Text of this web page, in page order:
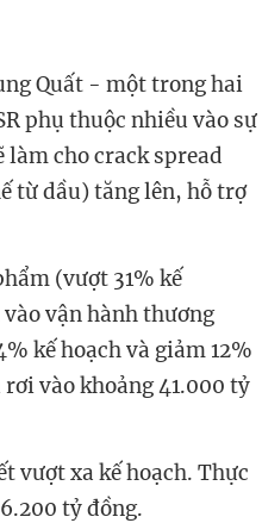
Quất - một trong hai
phụ thuộc nhiều vào sự
làm cho crack spread
từ dầu) tăng lên, hỗ trợ
(vượt 31% kế
vận hành thương
kế hoạch và giảm 12%
vào khoảng 41.000 tỷ
vượt xa kế hoạch. Thực
tỷ đồng.